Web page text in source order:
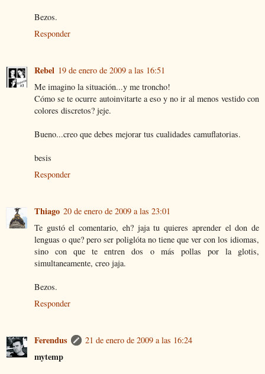
Bezos.
Responder
Rebel 19 de enero de 2009 a las 16:51
Me imagino la situación...y me troncho!
Cómo se te ocurre autoinvitarte a eso y no ir al menos vestido con
colores discretos? jeje.
Bueno...creo que debes mejorar tus cualidades camuflatorias.
besis
Responder
Thiago 20 de enero de 2009 a las 23:01
Te gustó el comentario, eh? jaja tu quieres aprender el don de
lenguas o que? pero ser poliglóta no tiene que ver con los idiomas,
sino con que te entren dos o más pollas por la glotis,
simultaneamente, creo jaja.
Bezos.
Responder
Ferendus 21 de enero de 2009 a las 16:24
mytemp